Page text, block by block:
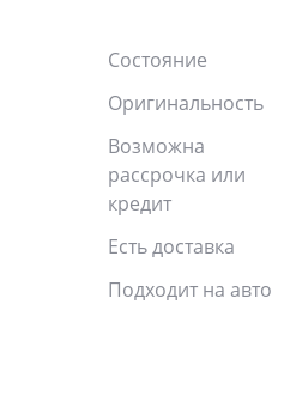
Состояние
Оригинальность
Возможна
рассрочка или
кредит
Есть доставка
Подходит на авто